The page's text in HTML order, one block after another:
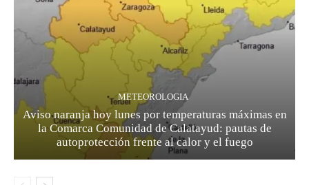
METEOROLOGIA
Aviso naranja hoy lunes por temperaturas máximas en
la Comarca Comunidad de Calatayud: pautas de
autoprotección frente al calor y el fuego